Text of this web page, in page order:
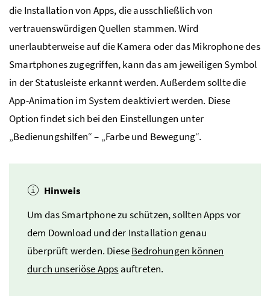
die Installation von Apps, die ausschließlich von
vertrauenswürdigen Quellen stammen. Wird
unerlaubterweise auf die Kamera oder das Mikrophone des
Smartphones zugegriffen, kann das am jeweiligen Symbol
in der Statusleiste erkannt werden. Außerdem sollte die
App-Animation im System deaktiviert werden. Diese
Option findet sich bei den Einstellungen unter
„Bedienungshilfen“ – „Farbe und Bewegung“.
Hinweis
Um das Smartphone zu schützen, sollten Apps vor
dem Download und der Installation genau
überprüft werden. DieseBedrohungen können
durch unseriöse Apps auftreten.